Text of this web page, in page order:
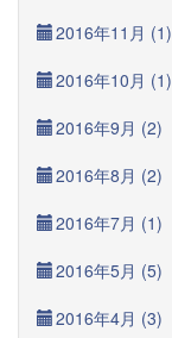
2016年11月 (1)
2016年10月 (1)
2016年9月 (2)
2016年8月 (2)
2016年7月 (1)
2016年5月 (5)
2016年4月 (3)